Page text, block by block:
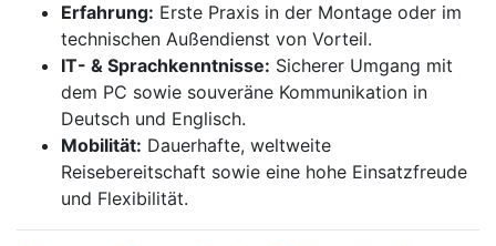
Erfahrung: Erste Praxis in der Montage oder im
technischen Außendienst von Vorteil.
IT- & Sprachkenntnisse: Sicherer Umgang mit
dem PC sowie souveräne Kommunikation in
Deutsch und Englisch.
Mobilität: Dauerhafte, weltweite
Reisebereitschaft sowie eine hohe Einsatzfreude
und Flexibilität.